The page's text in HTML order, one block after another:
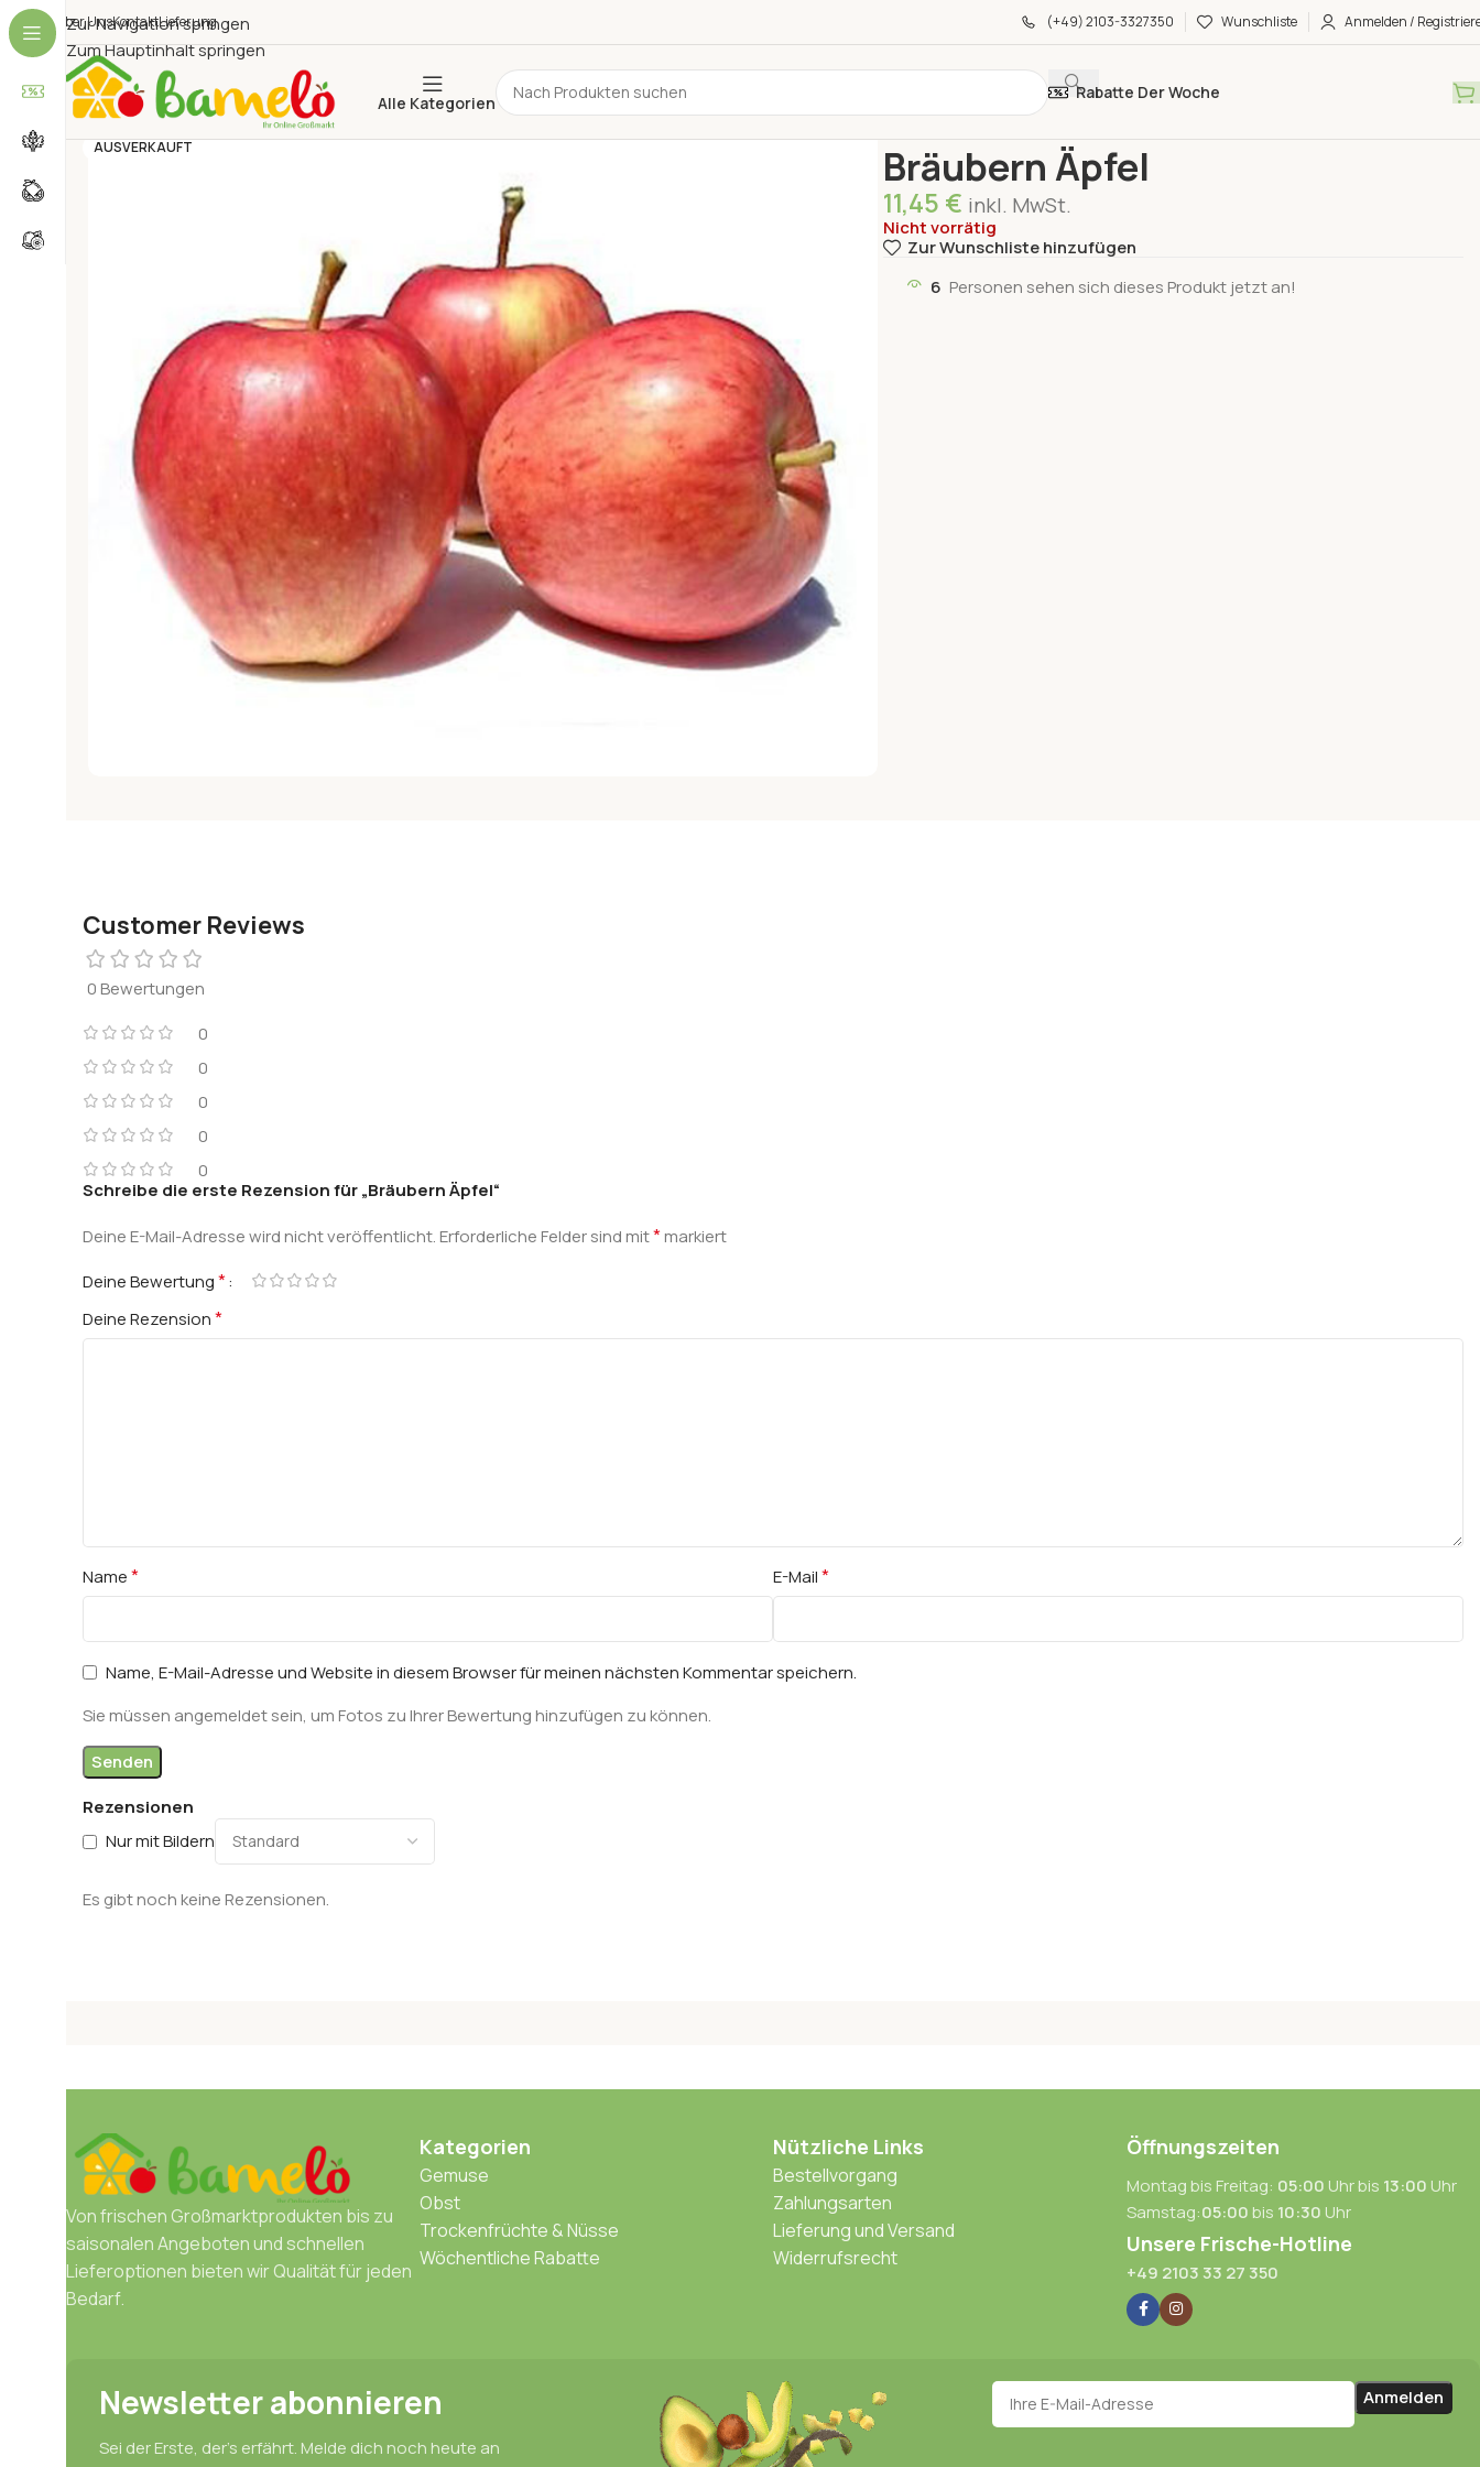
Zur Navigation springen
Zum Hauptinhalt springen
Über UnsKontaktLieferung (+49) 2103-3327350 Wunschliste Anmelden /
Alle Kategorien
Rabatte Der Woche
AUSVERKAUFT Bräubern Äpfel
11,45 € inkl. MwSt.
Nicht vorrätig
Zur Wunschliste hinzufügen
6 Personen sehen sich dieses Produkt jetzt an!
Customer Reviews
0 Bewertungen
0
0
0
0
0
Rezensionen
Nur mit Bildern
Es gibt noch keine Rezensionen.
Schreibe die erste Rezension für „Bräubern Äpfel“
Deine E-Mail-Adresse wird nicht veröffentlicht.Erforderliche Felder sind mit*markiert
Deine Bewertung*
Deine Rezension*
Name* E-Mail*
Name, E-Mail-Adresse und Website in diesem Browser für meinen nächsten Kommentar speichern.
Sie müssen angemeldet sein, um Fotos zu Ihrer Bewertung hinzufügen zu können.
Von frischen Großmarktprodukten bis zu
saisonalen Angeboten und schnellen
Lieferoptionen bieten wir Qualität für jeden
Bedarf.
Kategorien
Gemuse
Obst
Trockenfrüchte & Nüsse
Wöchentliche Rabatte
Nützliche Links
Bestellvorgang
Zahlungsarten
Lieferung und Versand
Widerrufsrecht
Öffnungszeiten
Montag bis Freitag: 05:00 Uhr bis 13:00 Uhr
Samstag:05:00bis 10:30 Uhr
Unsere Frische-Hotline
+49 2103 33 27 350
Newsletter abonnieren
Sei der Erste, der’s erfährt. Melde dich noch heute an